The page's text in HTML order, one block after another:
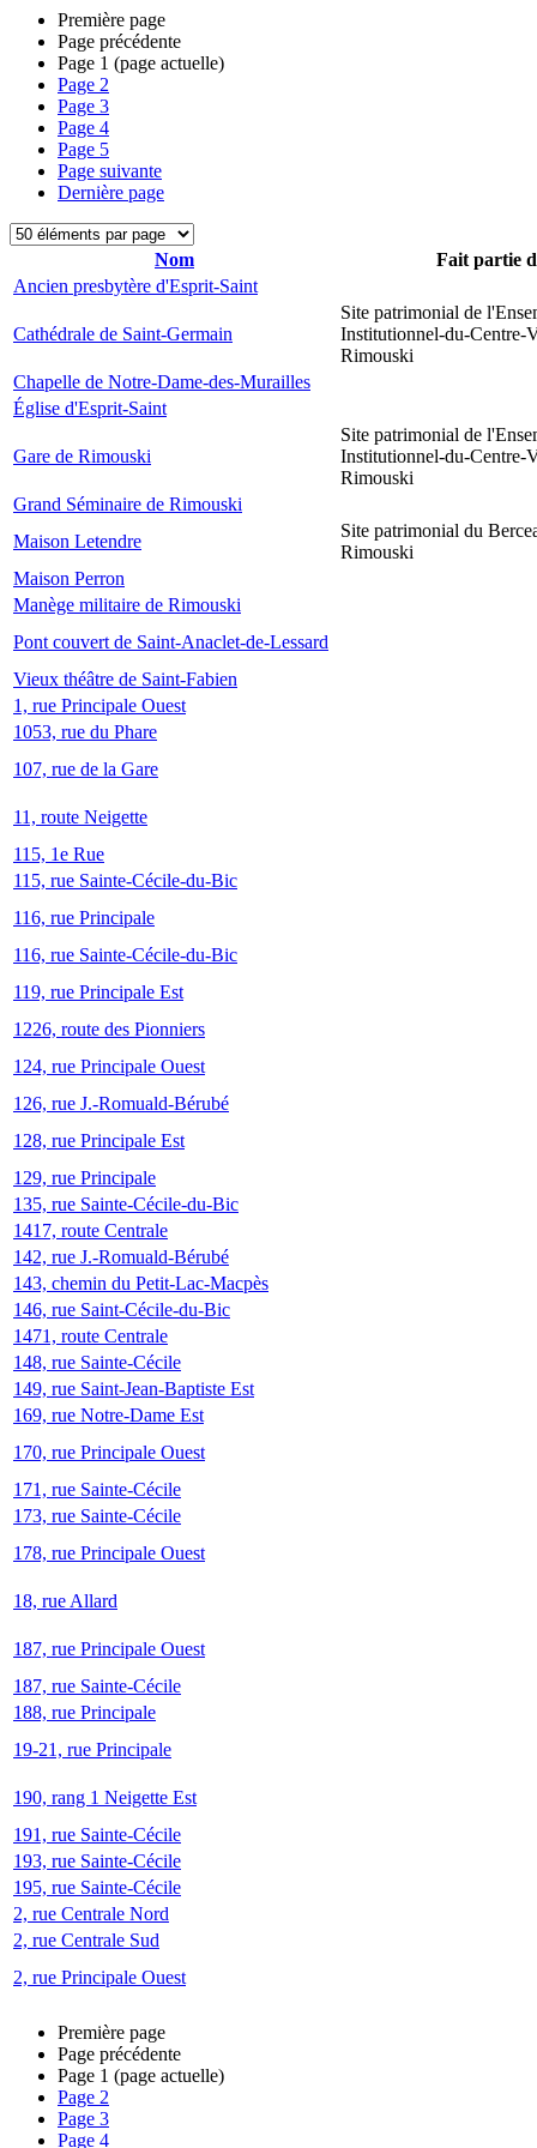
Première page
Page précédente
Page 1 (page actuelle)
Page 2
Page 3
Page 4
Page 5
Page suivante
Dernière page
Nom
Fait partie
Ancien presbytère d'Esprit-Saint
Cathédrale de Saint-Germain
Site patrimonial de
Institutionnel-du-Centre-
Rimouski
Chapelle de Notre-Dame-des-Murailles
Église d'Esprit-Saint
Gare de Rimouski
Site patrimonial de
Institutionnel-du-Centre-
Rimouski
Grand Séminaire de Rimouski
Maison Letendre
Site patrimonial du
Rimouski
Maison Perron
Manège militaire de Rimouski
Pont couvert de Saint-Anaclet-de-Lessard
Vieux théâtre de Saint-Fabien
1, rue Principale Ouest
1053, rue du Phare
107, rue de la Gare
11, route Neigette
115, 1e Rue
115, rue Sainte-Cécile-du-Bic
116, rue Principale
116, rue Sainte-Cécile-du-Bic
119, rue Principale Est
1226, route des Pionniers
124, rue Principale Ouest
126, rue J.-Romuald-Bérubé
128, rue Principale Est
129, rue Principale
135, rue Sainte-Cécile-du-Bic
1417, route Centrale
142, rue J.-Romuald-Bérubé
143, chemin du Petit-Lac-Macpès
146, rue Saint-Cécile-du-Bic
1471, route Centrale
148, rue Sainte-Cécile
149, rue Saint-Jean-Baptiste Est
169, rue Notre-Dame Est
170, rue Principale Ouest
171, rue Sainte-Cécile
173, rue Sainte-Cécile
178, rue Principale Ouest
18, rue Allard
187, rue Principale Ouest
187, rue Sainte-Cécile
188, rue Principale
19-21, rue Principale
190, rang 1 Neigette Est
191, rue Sainte-Cécile
193, rue Sainte-Cécile
195, rue Sainte-Cécile
2, rue Centrale Nord
2, rue Centrale Sud
2, rue Principale Ouest
Première page
Page précédente
Page 1 (page actuelle)
Page 2
Page 3
Page 4